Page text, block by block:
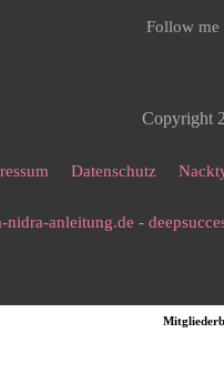
Follow me
Copyright
Datenschutz
nidra-anleitung.de -